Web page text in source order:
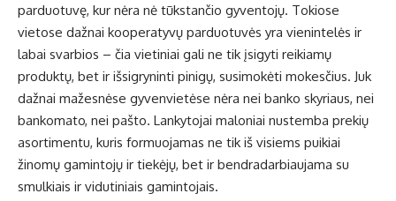
parduotuvę, kur nėra nė tūkstančio gyventojų. Tokiose
vietose dažnai kooperatyvų parduotuvės yra vienintelės ir
labai svarbios – čia vietiniai gali ne tik įsigyti reikiamų
produktų, bet ir išsigryninti pinigų, susimokėti mokesčius. Juk
dažnai mažesnėse gyvenvietėse nėra nei banko skyriaus, nei
bankomato, nei pašto. Lankytojai maloniai nustemba prekių
asortimentu, kuris formuojamas ne tik iš visiems puikiai
žinomų gamintojų ir tiekėjų, bet ir bendradarbiaujama su
smulkiais ir vidutiniais gamintojais.